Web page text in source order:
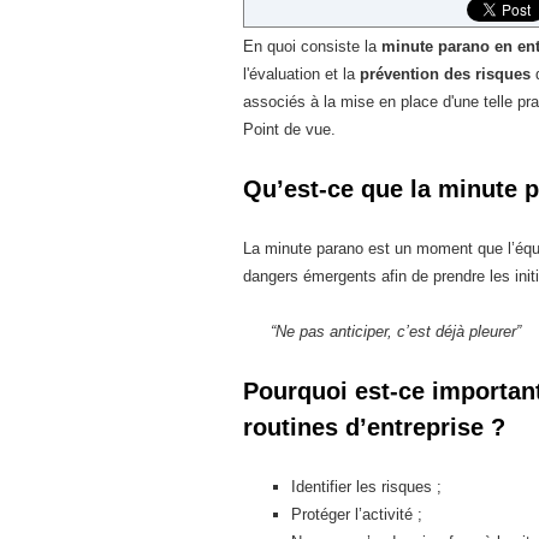
En quoi consiste la minute parano en
l'évaluation et la prévention des risques
associés à la mise en place d'une telle
Point de vue.
Qu’est-ce que la minute
La minute parano est un moment que
dangers émergents afin de prendre les
“Ne pas anticiper, c’est déjà pleurer”
Pourquoi est-ce
routines d’entreprise ?
Identifier les risques ;
Protéger l’activité ;